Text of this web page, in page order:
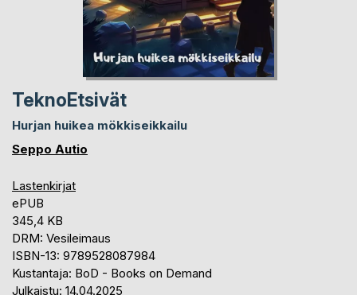
TeknoEtsivät
Hurjan huikea mökkiseikkailu
Seppo Autio
Lastenkirjat
ePUB
345,4 KB
DRM: Vesileimaus
ISBN-13: 9789528087984
Kustantaja: BoD - Books on Demand
Julkaistu: 14.04.2025